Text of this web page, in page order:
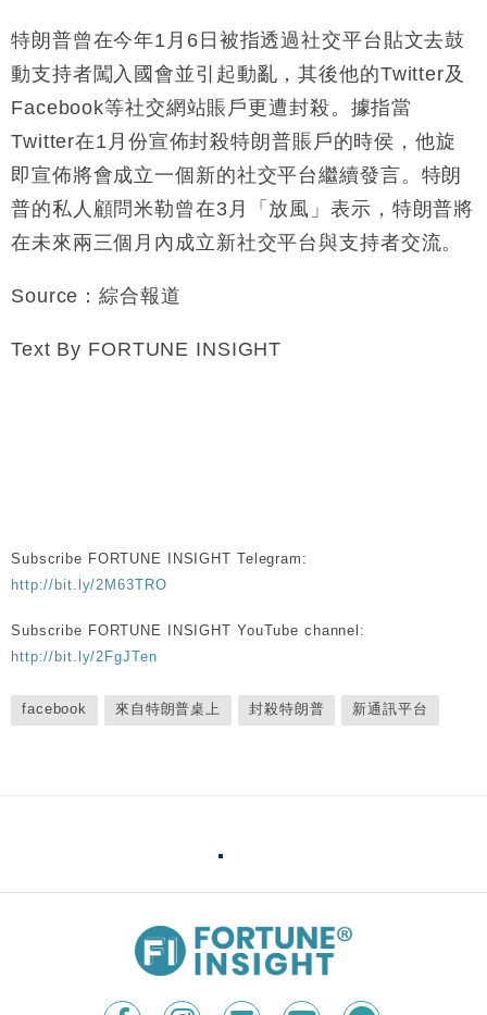
特朗普曾在今年1月6日被指透過社交平台貼文去鼓
動支持者闖入國會並引起動亂，其後他的Twitter及
Facebook等社交網站賬戶更遭封殺。據指當
Twitter在1月份宣佈封殺特朗普賬戶的時侯，他旋
即宣佈將會成立一個新的社交平台繼續發言。特朗
普的私人顧問米勒曾在3月「放風」表示，特朗普將
在未來兩三個月內成立新社交平台與支持者交流。
Source：綜合報道
Text By FORTUNE INSIGHT
Subscribe FORTUNE INSIGHT Telegram:
http://bit.ly/2M63TRO
Subscribe FORTUNE INSIGHT YouTube channel:
http://bit.ly/2FgJTen
facebook 來自特朗普桌上 封殺特朗普 新通訊平台